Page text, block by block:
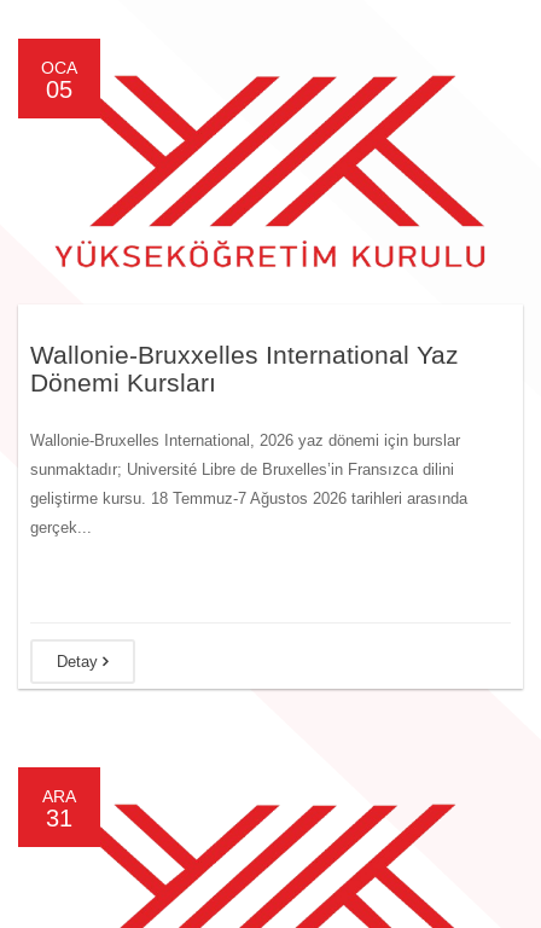
OCA
05
Wallonie-Bruxxelles International Yaz
Dönemi Kursları
Wallonie-Bruxelles International, 2026 yaz dönemi için burslar
sunmaktadır; Université Libre de Bruxelles’in Fransızca dilini
geliştirme kursu. 18 Temmuz-7 Ağustos 2026 tarihleri arasında
gerçek...
Detay
ARA
31